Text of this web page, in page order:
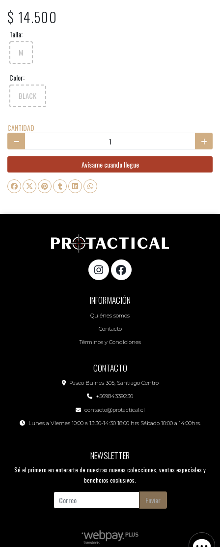
$ 14.500
Talla:
M
Color:
BLACK
CANTIDAD
Avísame cuando llegue
INFORMACIÓN
Quiénes somos
Contacto
Términos y Condiciones
CONTACTO
Paseo Bulnes 305, Santiago Centro
+56984339230
contacto@protactical.cl
Lunes a Viernes 10:00 a 13:30-14:30 18:00 hrs Sábado 10:00 a 14:00hrs.
NEWSLETTER
Sé el primero en enterarte de nuestras nuevas colecciones, ventas especiales y
beneficios exclusivos.
Enviar